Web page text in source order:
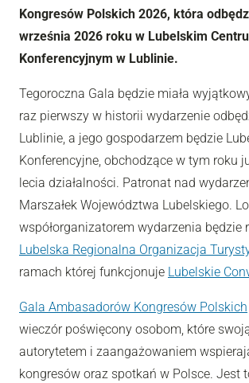
Kongresów Polskich 2026, która
września 2026 roku w Lubelskim
Konferencyjnym w Lublinie.
Tegoroczna Gala będzie miała
raz pierwszy w historii wydarzenie
Lublinie, a jego gospodarzem będzie
Konferencyjne, obchodzące w tym roku
lecia działalności. Patronat nad
Marszałek Województwa Lubelskiego.
współorganizatorem wydarzenia będzie
Lubelska Regionalna Organizacja
ramach której funkcjonuje Lubelskie
Gala Ambasadorów Kongresów Polskich
wieczór poświęcony osobom, które
autorytetem i zaangażowaniem
kongresów oraz spotkań w Polsce. Jest